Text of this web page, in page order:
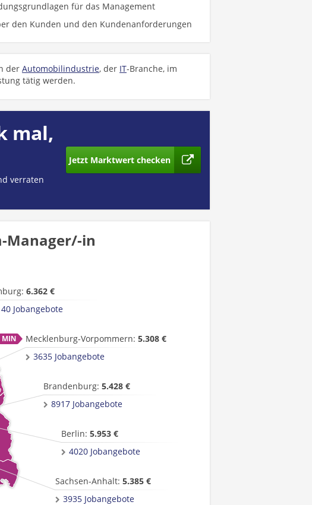
für das Management
den Kunden und den Kundenanforderungen
der Automobilindustrie, der IT-Branche, im
tätig werden.
mal,
verraten
Jetzt Marktwert checken
Manager/-in
Berlin: 5.953 €
4020 Jobangebote
Brandenburg: 5.428 €
8917 Jobangebote
6.362 €
Jobangebote
Mecklenburg-Vorpommern: 5.308 €
3635 Jobangebote
Sachsen-Anhalt: 5.385 €
3935 Jobangebote